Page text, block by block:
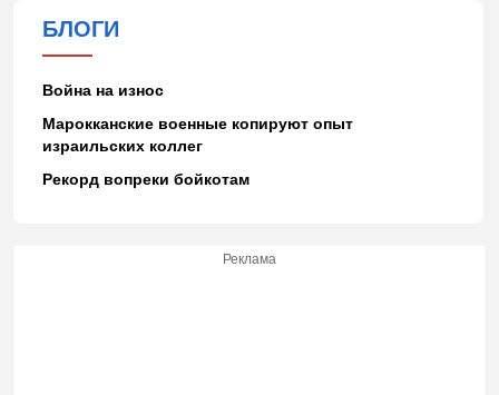
БЛОГИ
Война на износ
Марокканские военные копируют опыт
израильских коллег
Рекорд вопреки бойкотам
Реклама